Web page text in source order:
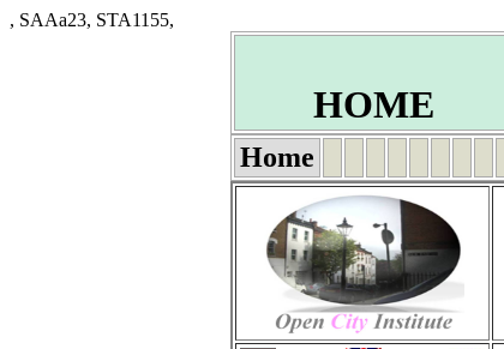
, SAAa23, STA1155,
HOME
Home